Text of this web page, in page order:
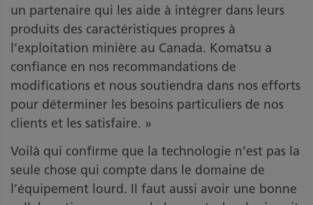
un partenaire qui les aide à intégrer dans leurs
produits des caractéristiques propres à
l’exploitation minière au Canada. Komatsu a
confiance en nos recommandations de
modifications et nous soutiendra dans nos efforts
pour déterminer les besoins particuliers de nos
clients et les satisfaire. »
Voilà qui confirme que la technologie n’est pas la
seule chose qui compte dans le domaine de
l’équipement lourd. Il faut aussi avoir une bonne